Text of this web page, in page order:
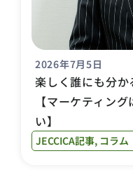
2026年7月5日
楽しく誰にも分
【マーケティン
い】
JECCICA記事, コラム